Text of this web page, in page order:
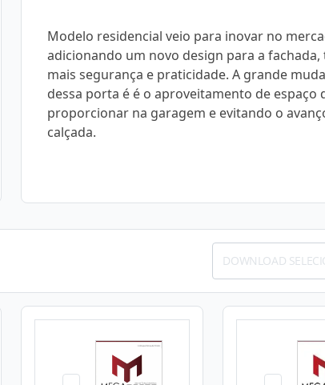
Modelo residencial veio para inovar no
adicionando um novo design para a fachada,
mais segurança e praticidade. A grande
dessa porta é é o aproveitamento de espaço
proporcionar na garagem e evitando o
calçada.
DOWNLOAD